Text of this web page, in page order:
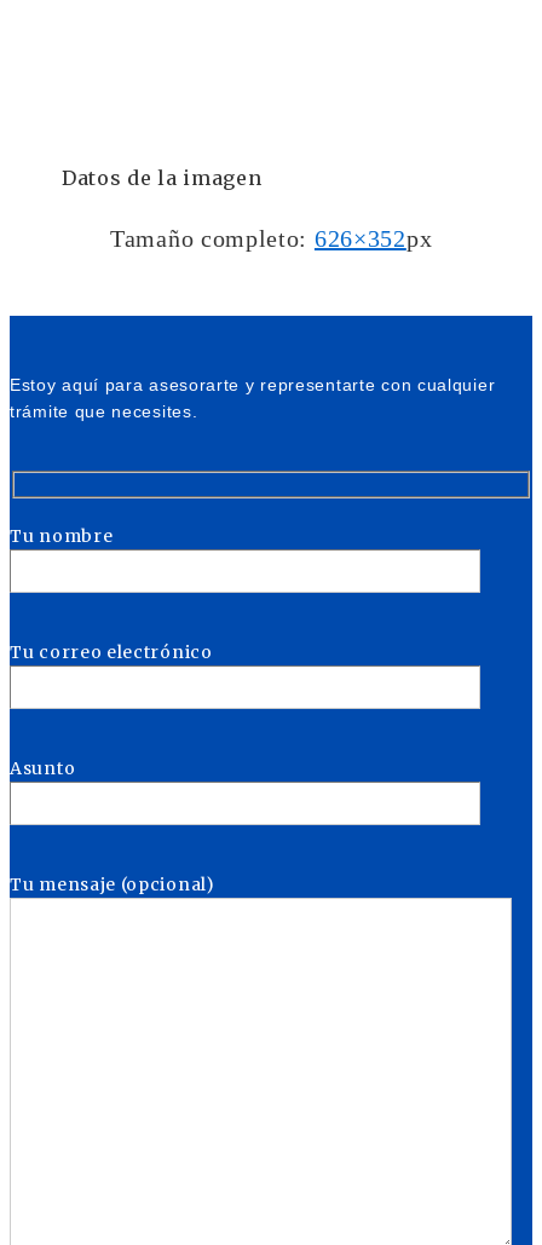
Datos de la imagen
Tamaño completo: 626×352px
Estoy aquí para asesorarte y representarte con cualquier
trámite que necesites.
Tu nombre
Tu correo electrónico
Asunto
Tu mensaje (opcional)